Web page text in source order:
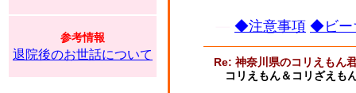
参考情報
退院後のお世話について
◆注意事項 ◆ビー
Re: 神奈川県のコリえもん
コリえもん＆コリざえも